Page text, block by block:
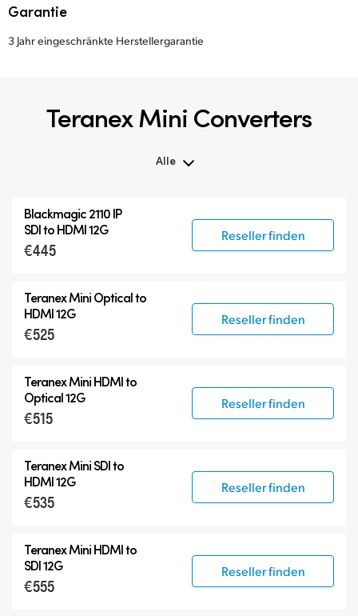
Garantie
3 Jahr eingeschränkte Herstellergarantie
Teranex Mini Converters
Alle
Teranex Mini
Teranex Mini Optical Fiber
Blackmagic 2110 IP
SDI to HDMI 12G
€445
Reseller finden
Teranex Mini Optical to
HDMI 12G
€525
Reseller finden
Teranex Mini HDMI to
Optical 12G
€515
Reseller finden
Teranex Mini SDI to
HDMI 12G
€535
Reseller finden
Teranex Mini HDMI to
SDI 12G
€555
Reseller finden